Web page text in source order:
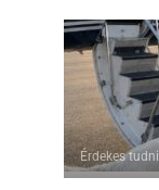
Érdekes tudni